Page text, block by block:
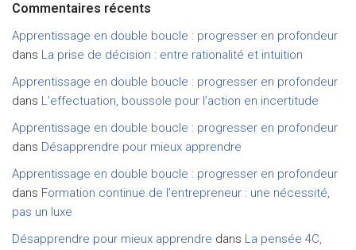
Commentaires récents
Apprentissage en double boucle : progresser en profondeur
dans La prise de décision : entre rationalité et intuition
Apprentissage en double boucle : progresser en profondeur
dans L’effectuation, boussole pour l’action en incertitude
Apprentissage en double boucle : progresser en profondeur
dans Désapprendre pour mieux apprendre
Apprentissage en double boucle : progresser en profondeur
dans Formation continue de l’entrepreneur : une nécessité,
pas un luxe
Désapprendre pour mieux apprendre dans La pensée 4C,